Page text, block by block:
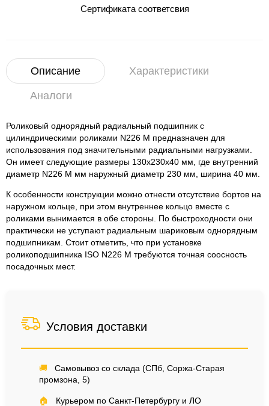
Сертификата соответсвия
Описание Характеристики
Аналоги
Роликовый однорядный радиальный подшипник с
цилиндрическими роликами N226 M предназначен для
использования под значительными радиальными нагрузками.
Он имеет следующие размеры 130x230x40 мм, где внутренний
диаметр N226 M мм наружный диаметр 230 мм, ширина 40 мм.
К особенности конструкции можно отнести отсутствие бортов на
наружном кольце, при этом внутреннее кольцо вместе с
роликами вынимается в обе стороны. По быстроходности они
практически не уступают радиальным шариковым однорядным
подшипникам. Стоит отметить, что при установке
роликоподшипника ISO N226 M требуются точная соосность
посадочных мест.
Условия доставки
🚚
Самовывоз со склада (СПб, Соржа-Старая
промзона, 5)
🏠 Курьером по Санкт-Петербургу и ЛО